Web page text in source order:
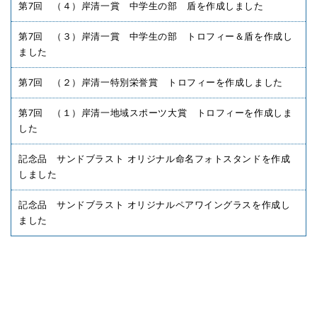
第7回 （４）岸清一賞 中学生の部 盾を作成しました
第7回 （３）岸清一賞 中学生の部 トロフィー＆盾を作成し
ました
第7回 （２）岸清一特別栄誉賞 トロフィーを作成しました
第7回 （１）岸清一地域スポーツ大賞 トロフィーを作成しま
した
記念品 サンドブラスト オリジナル命名フォトスタンドを作成
しました
記念品 サンドブラスト オリジナルペアワイングラスを作成し
ました